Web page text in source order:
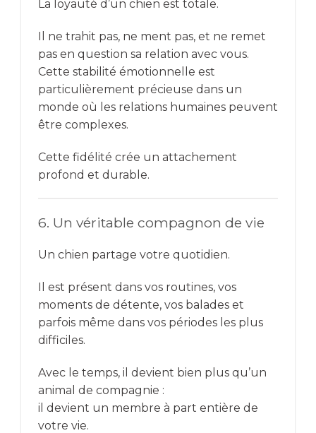
La loyauté d’un chien est totale.
Il ne trahit pas, ne ment pas, et ne remet
pas en question sa relation avec vous.
Cette stabilité émotionnelle est
particulièrement précieuse dans un
monde où les relations humaines peuvent
être complexes.
Cette fidélité crée un attachement
profond et durable.
6. Un véritable compagnon de vie
Un chien partage votre quotidien.
Il est présent dans vos routines, vos
moments de détente, vos balades et
parfois même dans vos périodes les plus
difficiles.
Avec le temps, il devient bien plus qu’un
animal de compagnie :
il devient un membre à part entière de
votre vie.